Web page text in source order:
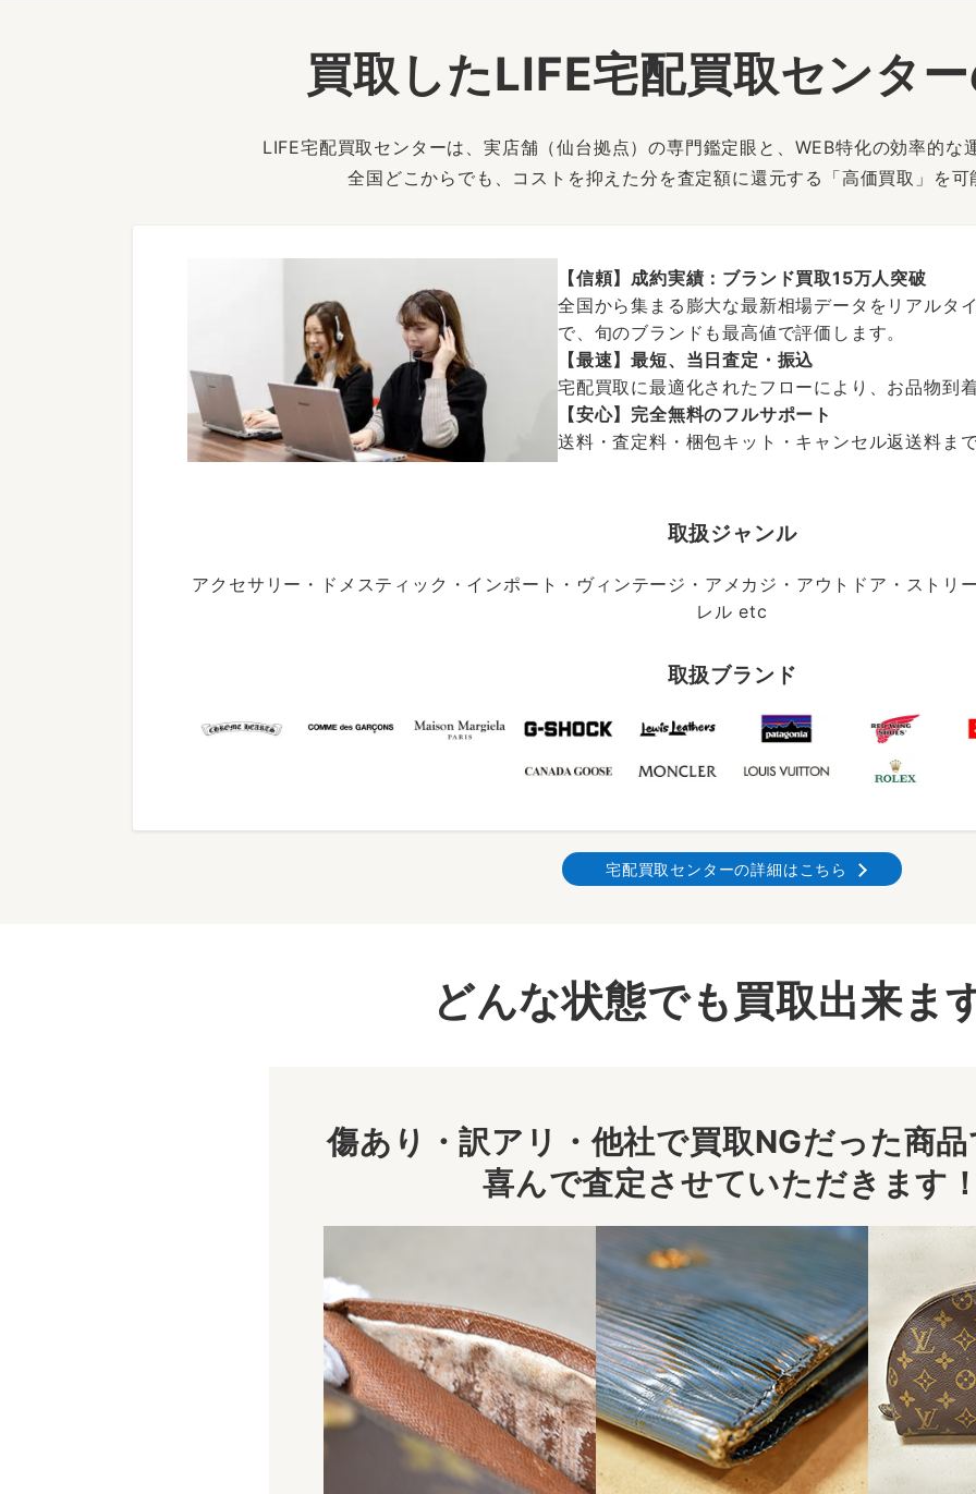
買取したLIFE宅配買取センタ
LIFE宅配買取センターは、実店舗（仙台拠点）の専門鑑定眼と、WEB特化の効率的な
全国どこからでも、コストを抑えた分を査定額に還元する「高価買取」を
【信頼】成約実績：ブランド買取15万人突破
全国から集まる膨大な最新相場データをリアルタ
で、旬のブランドも最高値で評価します。
【最速】最短、当日査定・振込
宅配買取に最適化されたフローにより、お品物到
【安心】完全無料のフルサポート
送料・査定料・梱包キット・キャンセル返送料ま
取扱ジャンル
アクセサリー・ドメスティック・インポート・ヴィンテージ・アメカジ・アウトドア・ストリ
レル etc
取扱ブランド
宅配買取センターの詳細はこちら
どんな状態でも買取出来ま
傷あり・訳アリ・他社で買取NGだった商
喜んで査定させていただきます